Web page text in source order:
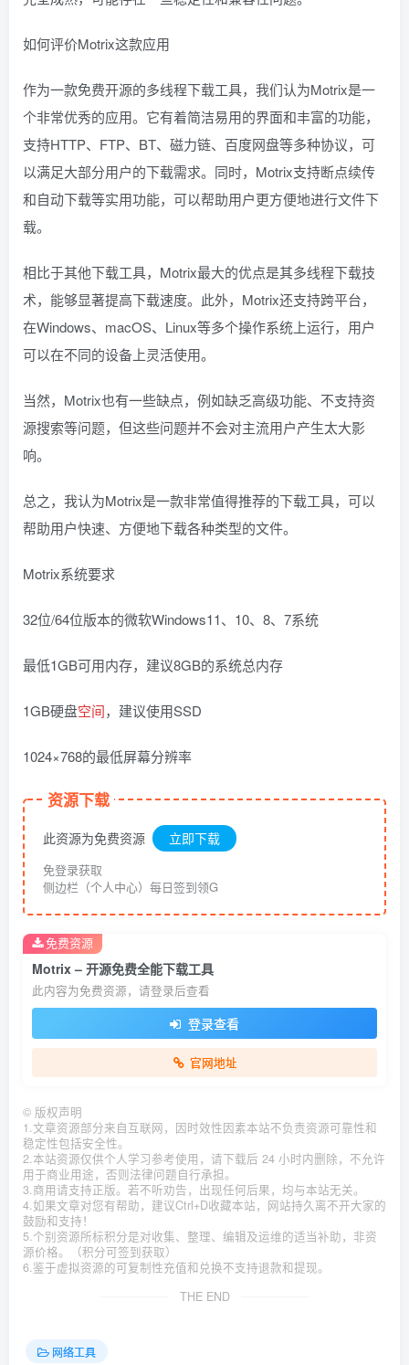
如何评价Motrix这款应用
作为一款免费开源的多线程下载工具，我们认为Motrix是一
个非常优秀的应用。它有着简洁易用的界面和丰富的功能，
支持HTTP、FTP、BT、磁力链、百度网盘等多种协议，可
以满足大部分用户的下载需求。同时，Motrix支持断点续传
和自动下载等实用功能，可以帮助用户更方便地进行文件下
载。
相比于其他下载工具，Motrix最大的优点是其多线程下载技
术，能够显著提高下载速度。此外，Motrix还支持跨平台，
在Windows、macOS、Linux等多个操作系统上运行，用户
可以在不同的设备上灵活使用。
当然，Motrix也有一些缺点，例如缺乏高级功能、不支持资
源搜索等问题，但这些问题并不会对主流用户产生太大影
响。
总之，我认为Motrix是一款非常值得推荐的下载工具，可以
帮助用户快速、方便地下载各种类型的文件。
Motrix系统要求
32位/64位版本的微软Windows11、10、8、7系统
最低1GB可用内存，建议8GB的系统总内存
1GB硬盘空间，建议使用SSD
1024×768的最低屏幕分辨率
资源下载
此资源为免费资源 立即下载
免登录获取
侧边栏（个人中心）每日签到领G
Motrix – 开源免费全能下载工具
此内容为免费资源，请登录后查看
登录查看
官网地址
免费资源
© 版权声明
1.文章资源部分来自互联网，因时效性因素本站不负责资源可靠性和
稳定性包括安全性。
2.本站资源仅供个人学习参考使用，请下载后 24 小时内删除，不允许
用于商业用途，否则法律问题自行承担。
3.商用请支持正版。若不听劝告，出现任何后果，均与本站无关。
4.如果文章对您有帮助，建议Ctrl+D收藏本站，网站持久离不开大家的
鼓励和支持！
5.个别资源所标积分是对收集、整理、编辑及运维的适当补助，非资
源价格。（积分可签到获取）
6.鉴于虚拟资源的可复制性充值和兑换不支持退款和提现。
THE END
网络工具